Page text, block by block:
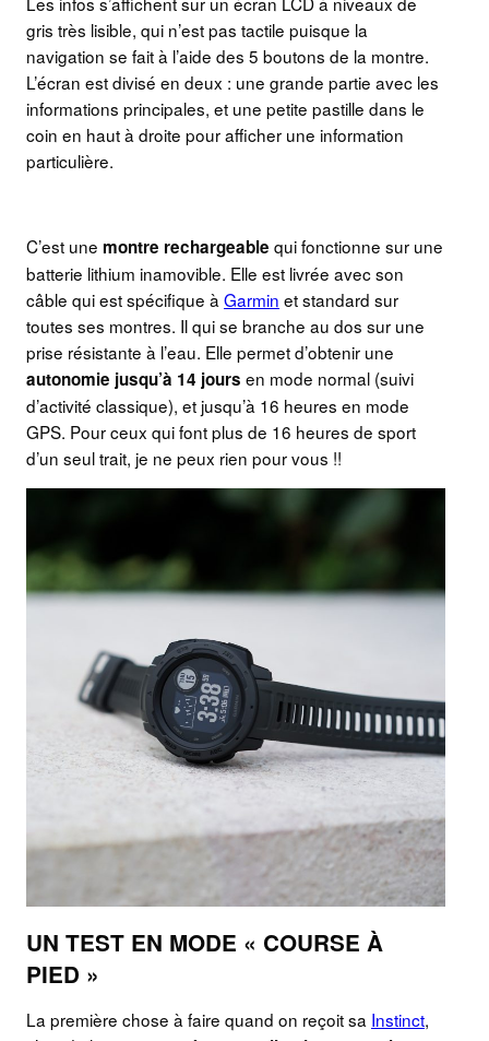
gris très lisible, qui n’est pas tactile puisque la
navigation se fait à l’aide des 5 boutons de la montre.
L’écran est divisé en deux : une grande partie avec les
informations principales, et une petite pastille dans le
coin en haut à droite pour afficher une information
particulière.
C’est une montre rechargeable qui fonctionne sur une
batterie lithium inamovible. Elle est livrée avec son
câble qui est spécifique à Garmin et standard sur
toutes ses montres. Il qui se branche au dos sur une
prise résistante à l’eau. Elle permet d’obtenir une
autonomie jusqu’à 14 jours en mode normal (suivi
d’activité classique), et jusqu’à 16 heures en mode
GPS. Pour ceux qui font plus de 16 heures de sport
d’un seul trait, je ne peux rien pour vous !!
UN TEST EN MODE « COURSE À
PIED »
La première chose à faire quand on reçoit sa Instinct,